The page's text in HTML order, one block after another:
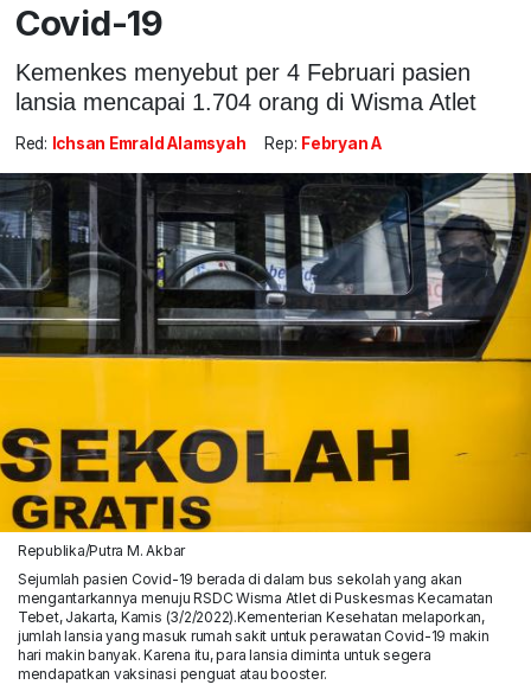
Covid-19
Kemenkes menyebut per 4 Februari pasien
lansia mencapai 1.704 orang di Wisma Atlet
Red: Ichsan Emrald Alamsyah Rep: Febryan A
Republika/Putra M. Akbar
Sejumlah pasien Covid-19 berada di dalam bus sekolah yang akan
mengantarkannya menuju RSDC Wisma Atlet di Puskesmas Kecamatan
Tebet, Jakarta, Kamis (3/2/2022).Kementerian Kesehatan melaporkan,
jumlah lansia yang masuk rumah sakit untuk perawatan Covid-19 makin
hari makin banyak. Karena itu, para lansia diminta untuk segera
mendapatkan vaksinasi penguat atau booster.